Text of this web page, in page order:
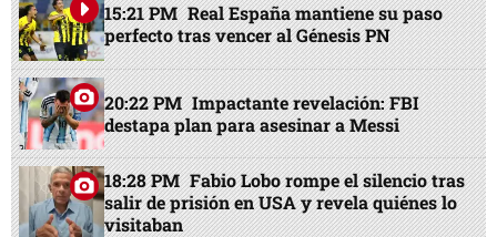
15:21 PM Real España mantiene su paso
perfecto tras vencer al Génesis PN
20:22 PM Impactante revelación: FBI
destapa plan para asesinar a Messi
18:28 PM Fabio Lobo rompe el silencio tras
salir de prisión en USA y revela quiénes lo
visitaban